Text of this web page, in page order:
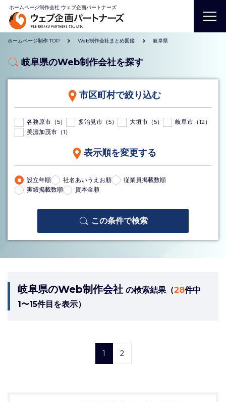
ホームページ制作会社 ウェブ企画パートナーズ
ホームページ制作 TOP Web制作会社まとめ図鑑 岐阜県
岐阜県のWeb制作会社を探す
市区町村で絞り込む
各務原市（5） 多治見市（5） 大垣市（5）
岐阜市（12）
美濃加茂市（1）
表示順を変更する
設立年順 社名あいうえお順
従業員掲載数順
実績掲載数順
資本金順
この条件で検索
岐阜県のWeb制作会社 の検索結果（28件中
1〜15件目を表示）
1 2